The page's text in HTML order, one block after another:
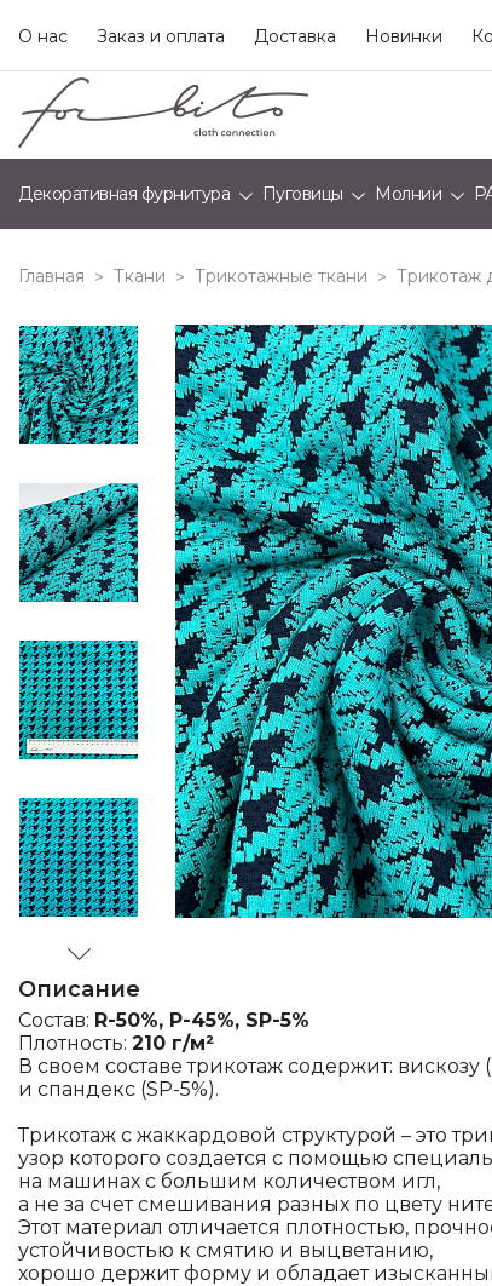
О нас Заказ и оплата Доставка Новинки
Декоративная фурнитура Пуговицы Молнии
Главная > Ткани > Трикотажные ткани > Трикотаж
Описание
Состав: R-50%, P-45%, SP-5%
Плотность: 210 г/м²
В своем составе трикотаж содержит: вискозу
и спандекс (SP-5%).
Трикотаж с жаккардовой структурой – это
узор которого создается с помощью
на машинах с большим количеством игл,
а не за счет смешивания разных по цвету
Этот материал отличается плотностью,
устойчивостью к смятию и выцветанию,
хорошо держит форму и обладает